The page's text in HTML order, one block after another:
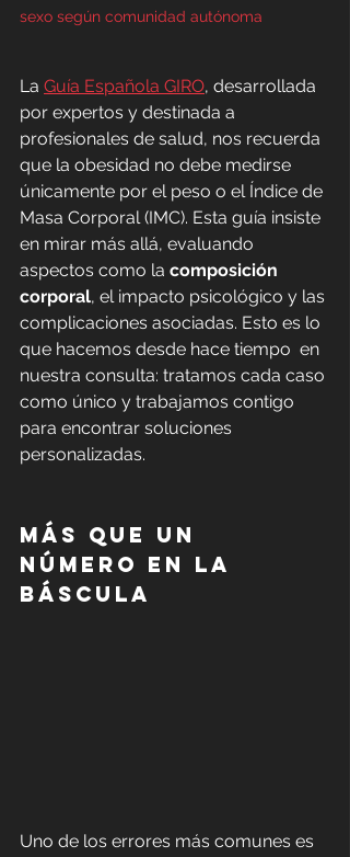
sexo según comunidad autónoma
La Guía Española GIRO, desarrollada
por expertos y destinada a
profesionales de salud, nos recuerda
que la obesidad no debe medirse
únicamente por el peso o el Índice de
Masa Corporal (IMC). Esta guía insiste
en mirar más allá, evaluando
aspectos como la composición
corporal, el impacto psicológico y las
complicaciones asociadas. Esto es lo
que hacemos desde hace tiempo  en
nuestra consulta: tratamos cada caso
como único y trabajamos contigo
para encontrar soluciones
personalizadas.
Más que un
número en la
báscula
Uno de los errores más comunes es